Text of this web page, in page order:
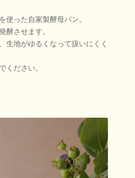
使った自家製酵母パン。
酵させます。
生地がゆるくなって扱いにくく
ください。